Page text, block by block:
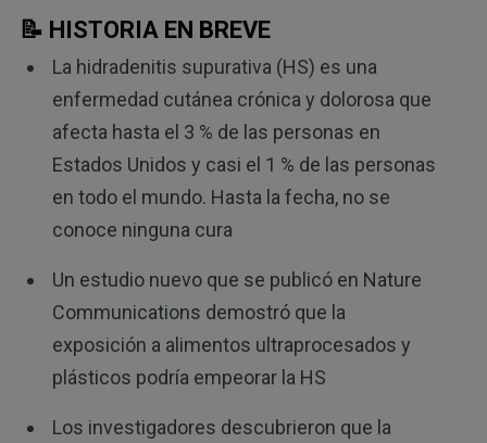
📝 HISTORIA EN BREVE
La hidradenitis supurativa (HS) es una
enfermedad cutánea crónica y dolorosa que
afecta hasta el 3 % de las personas en
Estados Unidos y casi el 1 % de las personas
en todo el mundo. Hasta la fecha, no se
conoce ninguna cura
Un estudio nuevo que se publicó en Nature
Communications demostró que la
exposición a alimentos ultraprocesados ​​y
plásticos podría empeorar la HS
Los investigadores descubrieron que la